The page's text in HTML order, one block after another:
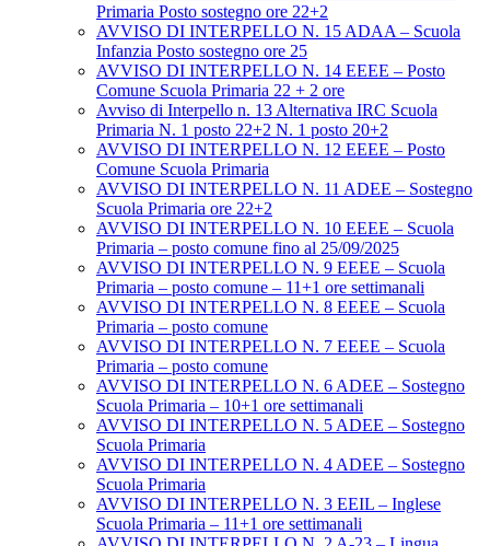
Primaria Posto sostegno ore 22+2
AVVISO DI INTERPELLO N. 15 ADAA – Scuola
Infanzia Posto sostegno ore 25
AVVISO DI INTERPELLO N. 14 EEEE – Posto
Comune Scuola Primaria 22 + 2 ore
Avviso di Interpello n. 13 Alternativa IRC Scuola
Primaria N. 1 posto 22+2 N. 1 posto 20+2
AVVISO DI INTERPELLO N. 12 EEEE – Posto
Comune Scuola Primaria
AVVISO DI INTERPELLO N. 11 ADEE – Sostegno
Scuola Primaria ore 22+2
AVVISO DI INTERPELLO N. 10 EEEE – Scuola
Primaria – posto comune fino al 25/09/2025
AVVISO DI INTERPELLO N. 9 EEEE – Scuola
Primaria – posto comune – 11+1 ore settimanali
AVVISO DI INTERPELLO N. 8 EEEE – Scuola
Primaria – posto comune
AVVISO DI INTERPELLO N. 7 EEEE – Scuola
Primaria – posto comune
AVVISO DI INTERPELLO N. 6 ADEE – Sostegno
Scuola Primaria – 10+1 ore settimanali
AVVISO DI INTERPELLO N. 5 ADEE – Sostegno
Scuola Primaria
AVVISO DI INTERPELLO N. 4 ADEE – Sostegno
Scuola Primaria
AVVISO DI INTERPELLO N. 3 EEIL – Inglese
Scuola Primaria – 11+1 ore settimanali